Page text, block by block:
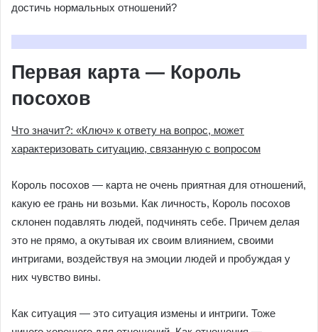
достичь нормальных отношений?
Первая карта — Король
посохов
Что значит?: «Ключ» к ответу на вопрос, может
характеризовать ситуацию, связанную с вопросом
Король посохов — карта не очень приятная для отношений,
какую ее грань ни возьми. Как личность, Король посохов
склонен подавлять людей, подчинять себе. Причем делая
это не прямо, а окутывая их своим влиянием, своими
интригами, воздействуя на эмоции людей и пробуждая у
них чувство вины.
Как ситуация — это ситуация измены и интриги. Тоже